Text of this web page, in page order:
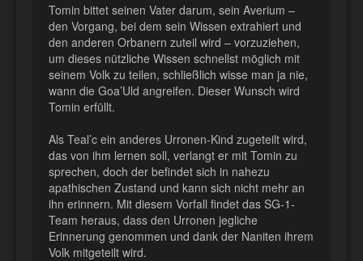
Tomin bittet seinen Vater darum, sein Averium –
den Vorgang, bei dem sein Wissen extrahiert und
den anderen Orbanern zuteil wird – vorzuziehen,
um dieses nützliche Wissen schnellst möglich mit
seinem Volk zu teilen, schließlich wisse man ja nie,
wann die Goa’Uld angreifen. Dieser Wunsch wird
Tomin erfüllt.
Als Teal’c ein anderes Urronen-Kind zugeteilt wird,
das von ihm lernen soll, verlangt er mit Tomin zu
sprechen, doch der befindet sich in nahezu
apathischen Zustand und kann sich nicht mehr an
ihn erinnern. Mit diesem Vorfall findet das SG-1-
Team heraus, dass den Urronen jegliche
Erinnerung genommen und dank der Naniten ihrem
Volk mitgeteilt wird.